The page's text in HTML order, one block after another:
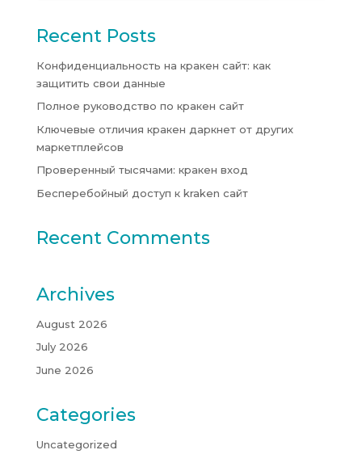
Recent Posts
Конфиденциальность на кракен сайт: как
защитить свои данные
Полное руководство по кракен сайт
Ключевые отличия кракен даркнет от других
маркетплейсов
Проверенный тысячами: кракен вход
Бесперебойный доступ к kraken сайт
Recent Comments
Archives
August 2026
July 2026
June 2026
Categories
Uncategorized